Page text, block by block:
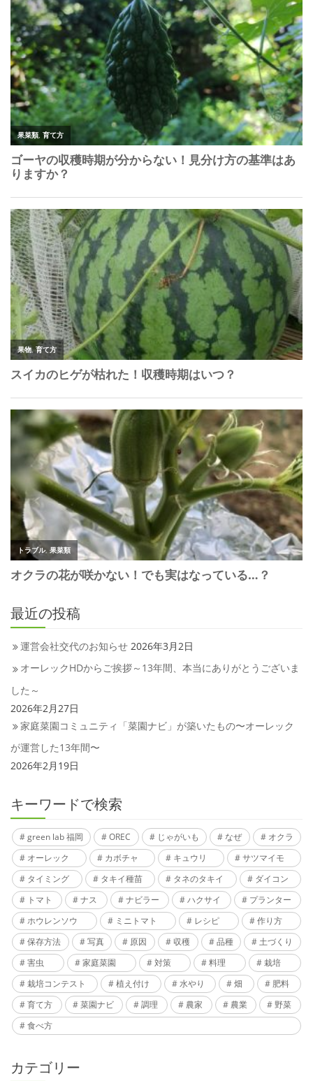
最近の投稿
運営会社交代のお知らせ 2026年3月2日
オーレックHDからご挨拶～13年間、本当にありがとうございま
した～
2026年2月27日
家庭菜園コミュニティ「菜園ナビ」が築いたもの〜オーレック
が運営した13年間〜
2026年2月19日
キーワードで検索
green lab 福岡 OREC じゃがいも なぜ
オクラ
オーレック
カボチャ キュウリ
サツマイモ
タイミング
タキイ種苗 タネのタキイ
ダイコン
トマト
ナス ナビラー ハクサイ
プランター
ホウレンソウ
ミニトマト レシピ
作り方
保存方法
写真 原因 収穫 品種
土づくり
害虫
家庭菜園 対策 料理
栽培
栽培コンテスト
植え付け 水やり 畑
肥料
育て方
菜園ナビ 調理 農家 農業
野菜
食べ方
カテゴリー